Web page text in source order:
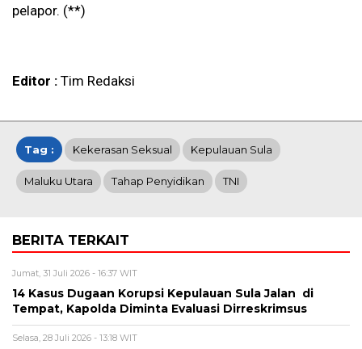
pelapor. (**)
Editor : Tim Redaksi
Tag : Kekerasan Seksual Kepulauan Sula
Maluku Utara Tahap Penyidikan TNI
BERITA TERKAIT
Jumat, 31 Juli 2026 - 16:37 WIT
14 Kasus Dugaan Korupsi Kepulauan Sula Jalan di
Tempat, Kapolda Diminta Evaluasi Dirreskrimsus
Selasa, 28 Juli 2026 - 13:18 WIT